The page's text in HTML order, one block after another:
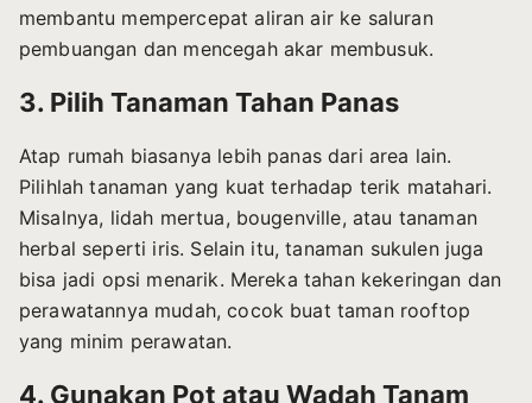
membantu mempercepat aliran air ke saluran
pembuangan dan mencegah akar membusuk.
3. Pilih Tanaman Tahan Panas
Atap rumah biasanya lebih panas dari area lain.
Pilihlah tanaman yang kuat terhadap terik matahari.
Misalnya, lidah mertua, bougenville, atau tanaman
herbal seperti iris. Selain itu, tanaman sukulen juga
bisa jadi opsi menarik. Mereka tahan kekeringan dan
perawatannya mudah, cocok buat taman rooftop
yang minim perawatan.
4. Gunakan Pot atau Wadah Tanam